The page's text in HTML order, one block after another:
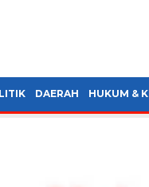
DAERAH HUKUM &